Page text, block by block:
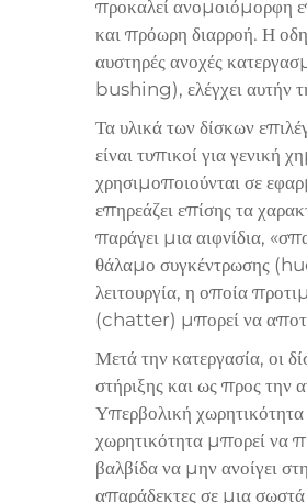
προκαλεί ανομοιόμορφη
και πρόωρη διαρροή. Η
αυστηρές ανοχές
bushing), ελέγχει αυτήν
Τα υλικά των δίσκων
είναι τυπικοί για
χρησιμοποιούνται σε
επηρεάζει επίσης τα
παράγει μια αιφνίδια,
θάλαμο συγκέντρωσης
λειτουργία, η οποία
(chatter) μπορεί να
Μετά την κατεργασία, οι
στήριξης και ως προς την
Υπερβολική
χωρητικότητα μπορεί να
βαλβίδα να μην ανοίγει
απαράδεκτες σε μια